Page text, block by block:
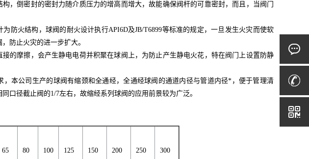
，倒密封的密封力随介质压力的增高而增大，故能确保阀杆的可靠密封，而且，当阀门
防火结构，球阀的耐火设计执行API6D及JB/T6899等标准的规定，一旦发生火灾而使软
防止火灾的进一步扩大。
的摩擦，会产生静电电荷并积聚在球阀上，为防止产生静电火花，特在阀门上设置防静
本公司生产的球阀有缩颈和全通经，全通经球阀的通道内径与管道内径*，便于管理清
口径截止阀的1/7左右，故缩经系列球阀的应用前景较为广泛。
65 80 100 125 150 200 250 300